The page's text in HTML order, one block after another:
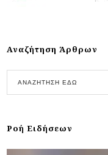
Αναζήτηση Άρθρων
Ροή Ειδήσεων